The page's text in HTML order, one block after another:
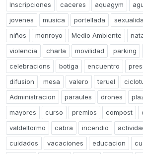
Inscripciones
caceres aquagym
jovenes
musica portellada
niños
monroyo Medio Ambiente
violencia
charla movilidad parking
celebracions
botiga encuentro
difusion
mesa valero teruel
Administracion
paraules drones
mayores
curso premios compost
valdeltormo
cabra incendio
cuidados
vacaciones educacion